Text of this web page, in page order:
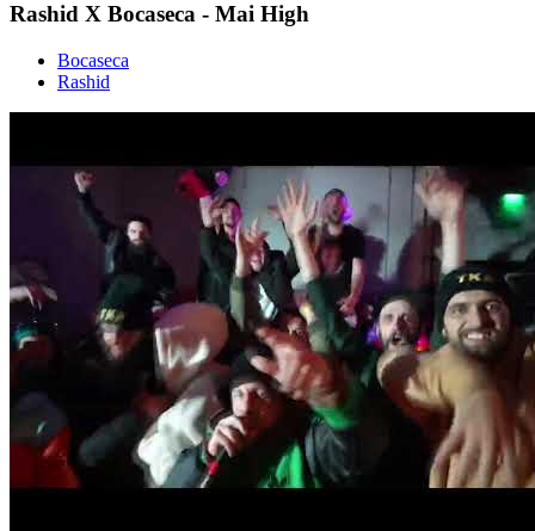
Rashid X Bocaseca - Mai High
Bocaseca
Rashid